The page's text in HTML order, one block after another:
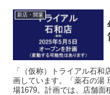
新店・開業
「（仮称）トライアル石
画しています。「薬石の湯
場1679。計画では、店舗面